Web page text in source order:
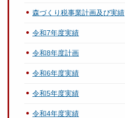
森づくり税事業計画及び実績
令和7年度実績
令和8年度計画
令和6年度実績
令和5年度実績
令和4年度実績